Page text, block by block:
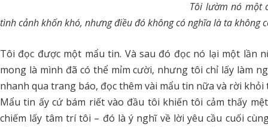
Tôi lườm nó một
tình cảnh khốn khó, nhưng điều đó không có nghĩa là ta không
Tôi đọc được một mẩu tin. Và sau đó đọc nó lại một lần
mong là mình đã có thể mỉm cười, nhưng tôi chỉ lấy làm
nhanh qua trang báo, đọc thêm vài mẩu tin nữa và rời khỏi
Mẩu tin ấy cứ bám riết vào đầu tôi khiến tôi cảm thấy
chiếm lấy tâm trí tôi – đó là ý nghĩ về lời yêu cầu cuối